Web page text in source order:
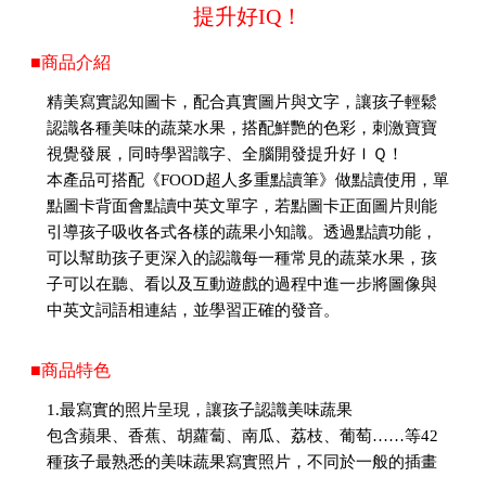
提升好IQ！
■商品介紹
精美寫實認知圖卡，配合真實圖片與文字，讓孩子輕鬆
認識各種美味的蔬菜水果，搭配鮮艷的色彩，刺激寶寶
視覺發展，同時學習識字、全腦開發提升好ＩＱ！
本產品可搭配《FOOD超人多重點讀筆》做點讀使用，單
點圖卡背面會點讀中英文單字，若點圖卡正面圖片則能
引導孩子吸收各式各樣的蔬果小知識。透過點讀功能，
可以幫助孩子更深入的認識每一種常見的蔬菜水果，孩
子可以在聽、看以及互動遊戲的過程中進一步將圖像與
中英文詞語相連結，並學習正確的發音。
■商品特色
1.最寫實的照片呈現，讓孩子認識美味蔬果
包含蘋果、香蕉、胡蘿蔔、南瓜、荔枝、葡萄……等42
種孩子最熟悉的美味蔬果寫實照片，不同於一般的插畫